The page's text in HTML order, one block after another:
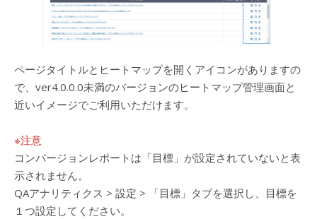
ページタイトルとヒートマップを開くアイコンがありますの
で、ver4.0.0.0未満のバージョンのヒートマップ管理画面と
近いイメージでご利用いただけます。
※注意
コンバージョンレポートは「目標」が設定されていないと表
示されません。
QAアナリティクス > 設定 > 「目標」タブを選択し、目標を
１つ設定してください。